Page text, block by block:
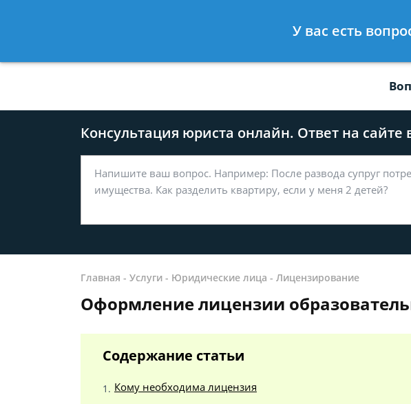
8 812 509-27-47
Консультация юриста онлайн. Ответ на сайте
Главная - Услуги - Юридические лица - Лицензирование
Оформление лицензии
Содержание статьи
Кому необходима лицензия
У вас есть